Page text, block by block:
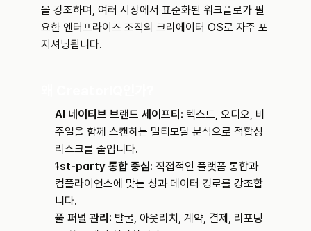
을 강조하며, 여러 시장에서 표준화된 워크플로가 필
요한 엔터프라이즈 조직의 크리에이터 OS로 자주 포
지셔닝됩니다.
AI 네이티브 브랜드 세이프티: 텍스트, 오디오, 비
주얼을 함께 스캔하는 멀티모달 분석으로 적합성
리스크를 줄입니다.
1st-party 통합 중심: 직접적인 플랫폼 통합과
컴플라이언스에 맞는 성과 데이터 경로를 강조합
니다.
풀 퍼널 관리: 발굴, 아웃리치, 계약, 결제, 리포팅